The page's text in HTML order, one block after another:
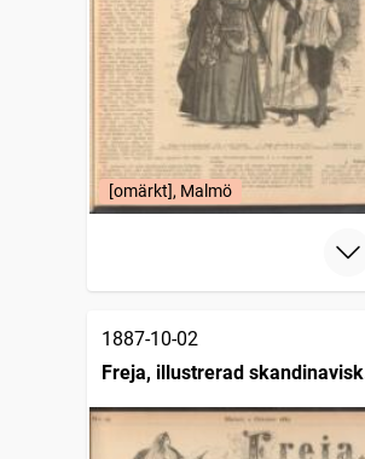
[omärkt], Malmö
1887-10-02
Freja, illustrerad skandinavisk